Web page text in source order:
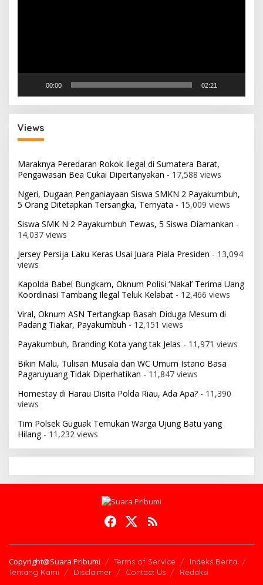
00:00 02:21
Views
Maraknya Peredaran Rokok Ilegal di Sumatera Barat,
Pengawasan Bea Cukai Dipertanyakan - 17,588 views
Ngeri, Dugaan Penganiayaan Siswa SMKN 2 Payakumbuh,
5 Orang Ditetapkan Tersangka, Ternyata - 15,009 views
Siswa SMK N 2 Payakumbuh Tewas, 5 Siswa Diamankan -
14,037 views
Jersey Persija Laku Keras Usai Juara Piala Presiden - 13,094
views
Kapolda Babel Bungkam, Oknum Polisi ‘Nakal’ Terima Uang
Koordinasi Tambang Ilegal Teluk Kelabat - 12,466 views
Viral, Oknum ASN Tertangkap Basah Diduga Mesum di
Padang Tiakar, Payakumbuh - 12,151 views
Payakumbuh, Branding Kota yang tak Jelas - 11,971 views
Bikin Malu, Tulisan Musala dan WC Umum Istano Basa
Pagaruyuang Tidak Diperhatikan - 11,847 views
Homestay di Harau Disita Polda Riau, Ada Apa? - 11,390
views
Tim Polsek Guguak Temukan Warga Ujung Batu yang
Hilang- 11,232 views
Copyright@Suara Pribumi Terms of Service
Indeks Berita
Tentang Kami
Disclaimer Contact Us Redaksi